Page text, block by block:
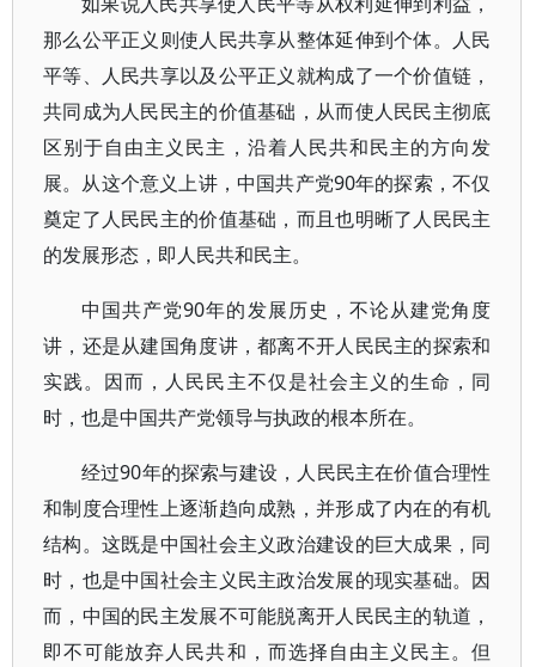
那么公平正义则使人民共享从整体延伸到个体。人民
平等、人民共享以及公平正义就构成了一个价值链，
共同成为人民民主的价值基础，从而使人民民主彻底
区别于自由主义民主，沿着人民共和民主的方向发
展。从这个意义上讲，中国共产党90年的探索，不仅
奠定了人民民主的价值基础，而且也明晰了人民民主
的发展形态，即人民共和民主。
中国共产党90年的发展历史，不论从建党角度
讲，还是从建国角度讲，都离不开人民民主的探索和
实践。因而，人民民主不仅是社会主义的生命，同
时，也是中国共产党领导与执政的根本所在。
经过90年的探索与建设，人民民主在价值合理性
和制度合理性上逐渐趋向成熟，并形成了内在的有机
结构。这既是中国社会主义政治建设的巨大成果，同
时，也是中国社会主义民主政治发展的现实基础。因
而，中国的民主发展不可能脱离开人民民主的轨道，
即不可能放弃人民共和，而选择自由主义民主。但